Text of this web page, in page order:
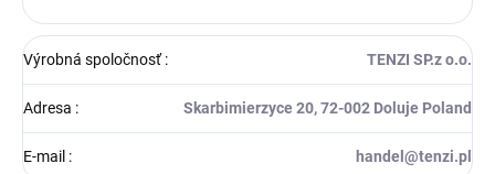
Výrobná spoločnosť: TENZI SP.z o.o.
Adresa : Skarbimierzyce 20, 72-002 Doluje Poland
E-mail : handel@tenzi.pl